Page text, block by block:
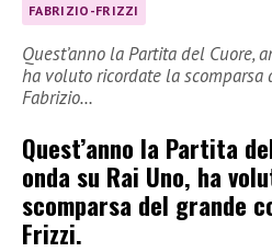
FABRIZIO-FRIZZI
Quest’anno la Partita del Cuore,
ha voluto ricordate la
Fabrizio…
Quest’anno la Partita
onda su Rai Uno, ha
scomparsa del grande
Frizzi.